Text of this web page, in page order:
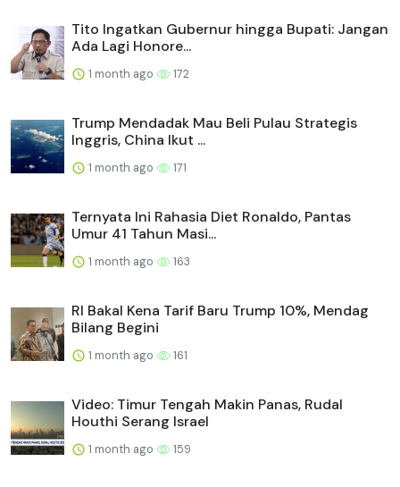
Tito Ingatkan Gubernur hingga Bupati: Jangan
Ada Lagi Honore...
1 month ago 172
Trump Mendadak Mau Beli Pulau Strategis
Inggris, China Ikut ...
1 month ago 171
Ternyata Ini Rahasia Diet Ronaldo, Pantas
Umur 41 Tahun Masi...
1 month ago 163
RI Bakal Kena Tarif Baru Trump 10%, Mendag
Bilang Begini
1 month ago 161
Video: Timur Tengah Makin Panas, Rudal
Houthi Serang Israel
1 month ago 159